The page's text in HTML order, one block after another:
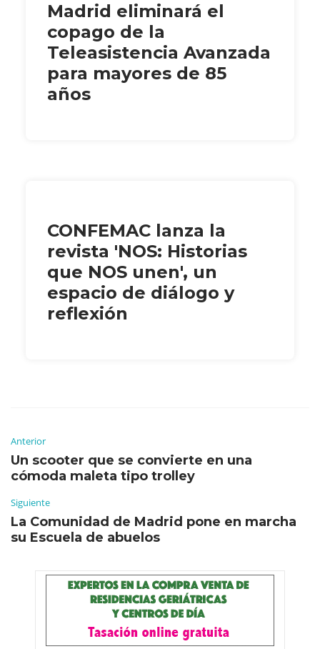
Madrid eliminará el
copago de la
Teleasistencia Avanzada
para mayores de 85
años
CONFEMAC lanza la
revista 'NOS: Historias
que NOS unen', un
espacio de diálogo y
reflexión
Anterior
Un scooter que se convierte en una
cómoda maleta tipo trolley
Siguiente
La Comunidad de Madrid pone en marcha
su Escuela de abuelos